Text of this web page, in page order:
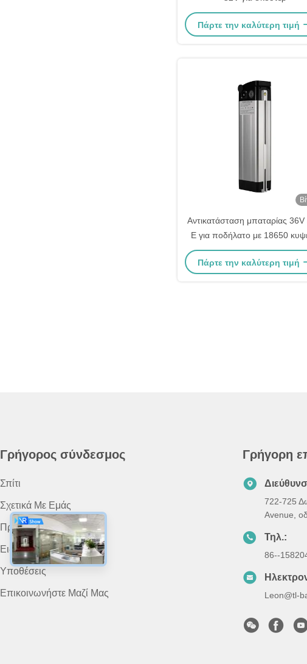
Πάρτε την καλύτερη τιμή
Αντικατάσταση μπαταρίας
E για ποδήλατο με 18650
ιόντων λιθίου 10.4Ah 12Ah
15.6Ah 17.4Ah
Πάρτε την καλύτερη τιμή
Γρήγορος σύνδεσμος
Σπίτι
Σχετικά Με Εμάς
Προϊόντα
Ειδήσεις
Υποθέσεις
Επικοινωνήστε Μαζί Μας
Γρήγορη
722-725
Avenue,
Τηλ.:
86--
Leon@tl-